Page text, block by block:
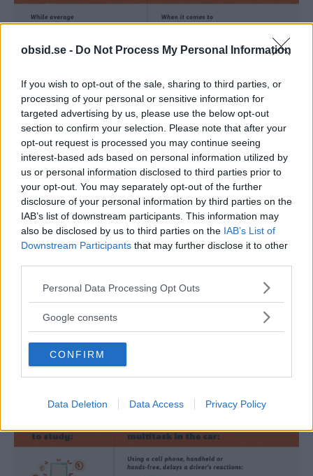
obsid.se - Do Not Process My Personal Information
If you wish to opt-out of the sale, sharing to third parties, or
processing of your personal or sensitive information for
targeted advertising by us, please use the below opt-out
section to confirm your selection. Please note that after your
opt-out request is processed you may continue seeing
interest-based ads based on personal information utilized by
us or personal information disclosed to third parties prior to
your opt-out. You may separately opt-out of the further
disclosure of your personal information by third parties on the
IAB’s list of downstream participants. This information may
also be disclosed by us to third parties on the IAB’s List of
Downstream Participants that may further disclose it to other
Please note that this website/app uses one or more Google
not limited to your visit or usage behaviour. You may click to
use your data for below specified purposes in below Google
consent section.
Personal Data Processing Opt Outs
Google consents
CONFIRM
Data Deletion Data Access Privacy Policy